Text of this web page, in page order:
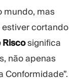
mundo, mas
estiver cortando
Riscosignifica
não apenas
Conformidade”.